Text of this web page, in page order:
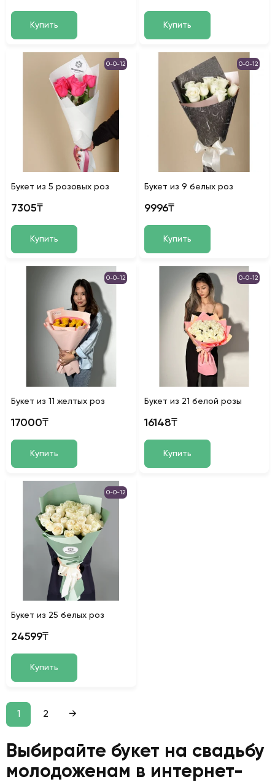
Купить Купить
0-0-12
Букет из 5 розовых роз
7305₸
Купить
0-0-12
Букет из 9 белых роз
9996₸
Купить
0-0-12
Букет из 11 желтых роз
17000₸
Купить
0-0-12
Букет из 21 белой розы
16148₸
Купить
0-0-12
Букет из 25 белых роз
24599₸
Купить
1 2 →
Выбирайте букет на свадьбу
молодоженам в интернет-